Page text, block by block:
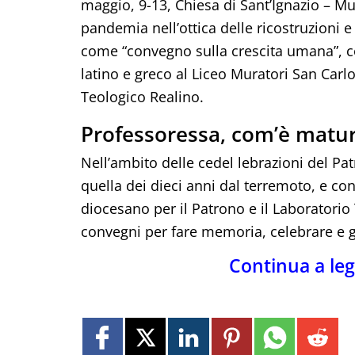
maggio, 9-13, Chiesa di Sant’Ignazio –
pandemia nell’ottica delle ricostruzioni
come “convegno sulla crescita
latino e greco al Liceo Muratori San
Teologico Realino.
Professoressa, com’è
Nell’ambito delle cedel lebrazioni del
quella dei dieci anni dal terremoto, e
diocesano per il Patrono e il
convegni per fare memoria, celebrare
Continua a